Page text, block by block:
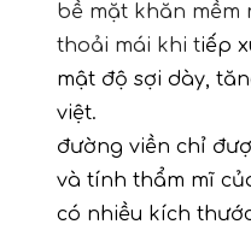
bề mặt khăn mềm
thoải mái khi tiếp
mật độ sợi dày,
việt.
đường viền chỉ
và tính thẩm mĩ
có nhiều kích